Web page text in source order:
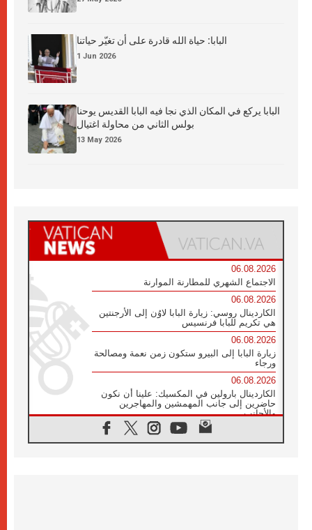
البابا: حياة الله قادرة على أن تغيّر حياتنا
1 Jun 2026
البابا يركع في المكان الذي نجا فيه البابا القديس يوحنا
بولس الثاني من محاولة اغتيال
13 May 2026
06.08.2026
الاجتماع الشهري للمطارنة الموارنة
06.08.2026
الكاردينال روسي: زيارة البابا لاوُن إلى الأرجنتين
هي تكريم للبابا فرنسيس
06.08.2026
زيارة البابا إلى البيرو ستكون زمن نعمة ومصالحة
ورجاء
06.08.2026
الكاردينال بارولين في المكسيك: علينا أن نكون
حاضرين إلى جانب المهمشين والمهاجرين
والأجانب
البابا لاوُن الرابع عشر للشباب في أسيزي: